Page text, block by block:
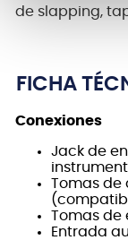
de slapping,
FICHA
Conexiones
Jack de
Tomas de
Tomas de
Entrada